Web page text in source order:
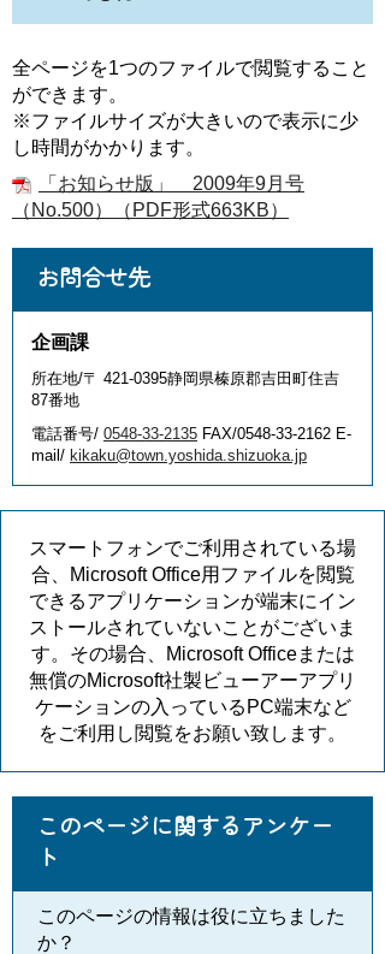
全ページを1つのファイルで閲覧すること
ができます。
※ファイルサイズが大きいので表示に少
し時間がかかります。
「お知らせ版」 2009年9月号
（No.500）（PDF形式663KB）
お問合せ先
企画課
所在地/〒 421-0395静岡県榛原郡吉田町住吉
87番地
電話番号/ 0548-33-2135 FAX/0548-33-2162 E-
mail/ kikaku@town.yoshida.shizuoka.jp
スマートフォンでご利用されている場
合、Microsoft Office用ファイルを閲覧
できるアプリケーションが端末にイン
ストールされていないことがございま
す。その場合、Microsoft Officeまたは
無償のMicrosoft社製ビューアーアプリ
ケーションの入っているPC端末など
をご利用し閲覧をお願い致します。
このページに関するアンケー
ト
このページの情報は役に立ちました
か？